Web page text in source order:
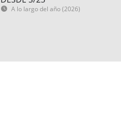
A lo largo del año (2026)